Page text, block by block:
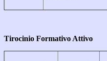
Tirocinio Formativo Attivo